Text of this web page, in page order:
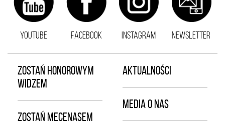
YOUTUBE FACEBOOK INSTAGRAM NEWSLETTER
ZOSTAŃ HONOROWYM
WIDZEM
ZOSTAŃ MECENASEM
AKTUALNOŚCI
MEDIA O NAS